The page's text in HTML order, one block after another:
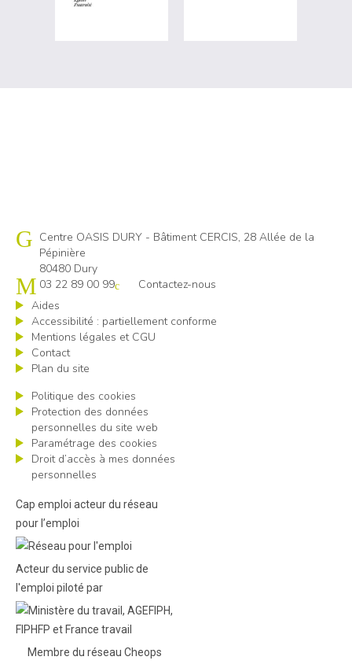
Cap emploi 80
Centre OASIS DURY - Bâtiment CERCIS, 28 Allée de la
Pépinière
80480 Dury
03 22 89 00 99
Contactez-nous
Aides
Accessibilité : partiellement conforme
Mentions légales et CGU
Contact
Plan du site
Politique des cookies
Protection des données
personnelles du site web
Paramétrage des cookies
Droit d’accès à mes données
personnelles
Cap emploi acteur du réseau
pour l’emploi
Acteur du service public de
l'emploi piloté par
Membre du réseau Cheops